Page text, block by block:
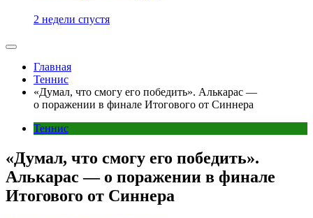
2 недели спустя
Главная
Теннис
«Думал, что смогу его победить». Алькарас —
о поражении в финале Итогового от Синнера
Теннис
«Думал, что смогу его победить».
Алькарас — о поражении в финале
Итогового от Синнера